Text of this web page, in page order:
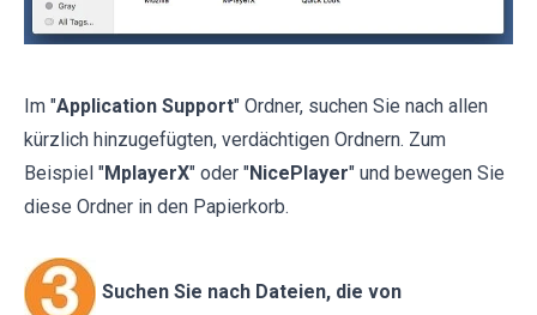
Im "Application Support" Ordner, suchen Sie nach allen
kürzlich hinzugefügten, verdächtigen Ordnern. Zum
Beispiel "MplayerX" oder "NicePlayer" und bewegen Sie
diese Ordner in den Papierkorb.
Suchen Sie nach Dateien, die von